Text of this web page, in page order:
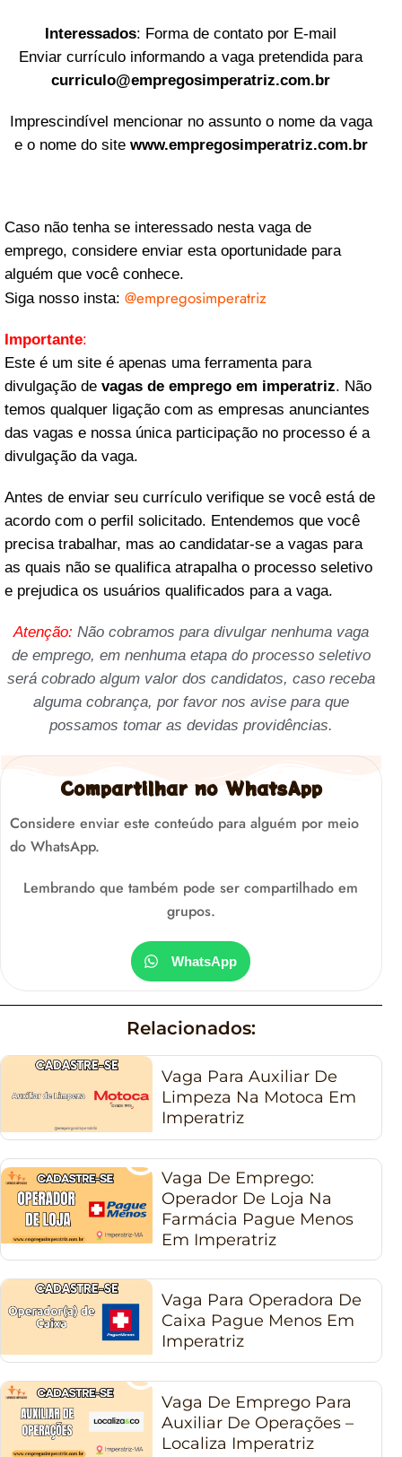
Interessados: Forma de contato por E-mail
Enviar currículo informando a vaga pretendida para
curriculo@empregosimperatriz.com.br
Imprescindível mencionar no assunto o nome da vaga
e o nome do site www.empregosimperatriz.com.br
Caso não tenha se interessado nesta vaga de
emprego, considere enviar esta oportunidade para
alguém que você conhece.
Siga nosso insta: @empregosimperatriz
Importante:
Este é um site é apenas uma ferramenta para
divulgação de vagas de emprego em imperatriz. Não
temos qualquer ligação com as empresas anunciantes
das vagas e nossa única participação no processo é a
divulgação da vaga.
Antes de enviar seu currículo verifique se você está de
acordo com o perfil solicitado. Entendemos que você
precisa trabalhar, mas ao candidatar-se a vagas para
as quais não se qualifica atrapalha o processo seletivo
e prejudica os usuários qualificados para a vaga.
Atenção: Não cobramos para divulgar nenhuma vaga
de emprego, em nenhuma etapa do processo seletivo
será cobrado algum valor dos candidatos, caso receba
alguma cobrança, por favor nos avise para que
possamos tomar as devidas providências.
Compartilhar no WhatsApp
Considere enviar este conteúdo para alguém por meio
do WhatsApp.
Lembrando que também pode ser compartilhado em
grupos.
WhatsApp
Relacionados:
Vaga Para Auxiliar De
Limpeza Na Motoca Em
Imperatriz
Vaga De Emprego:
Operador De Loja Na
Farmácia Pague Menos
Em Imperatriz
Vaga Para Operadora De
Caixa Pague Menos Em
Imperatriz
Vaga De Emprego Para
Auxiliar De Operações –
Localiza Imperatriz